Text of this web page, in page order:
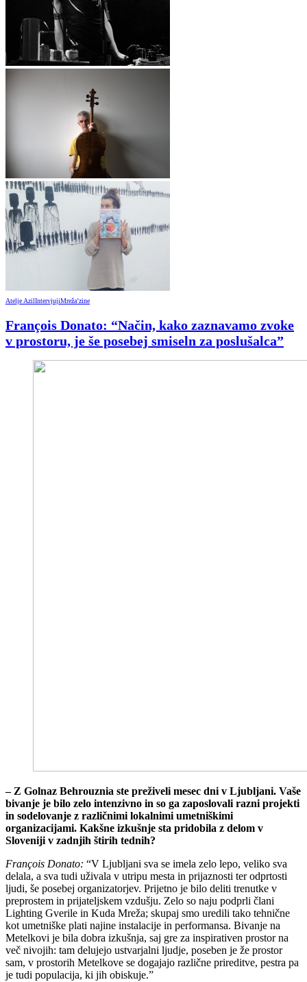
Atelje AzilIntervjujiMreža’zine
François Donato: “Način, kako zaznavamo zvoke
v prostoru, je še posebej smiseln za poslušalca”
– Z Golnaz Behrouznia ste preživeli mesec dni v Ljubljani. Vaše
bivanje je bilo zelo intenzivno in so ga zaposlovali razni projekti
in sodelovanje z različnimi lokalnimi umetniškimi
organizacijami. Kakšne izkušnje sta pridobila z delom v
Sloveniji v zadnjih štirih tednih?
François Donato: “V Ljubljani sva se imela zelo lepo, veliko sva
delala, a sva tudi uživala v utripu mesta in prijaznosti ter odprtosti
ljudi, še posebej organizatorjev. Prijetno je bilo deliti trenutke v
preprostem in prijateljskem vzdušju. Zelo so naju podprli člani
Lighting Gverile in Kuda Mreža; skupaj smo uredili tako tehnične
kot umetniške plati najine instalacije in performansa. Bivanje na
Metelkovi je bila dobra izkušnja, saj gre za inspirativen prostor na
več nivojih: tam delujejo ustvarjalni ljudje, poseben je že prostor
sam, v prostorih Metelkove se dogajajo različne prireditve, pestra pa
je tudi populacija, ki jih obiskuje.”